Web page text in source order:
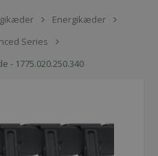
Energikæder
Series
- 1775.020.250.340